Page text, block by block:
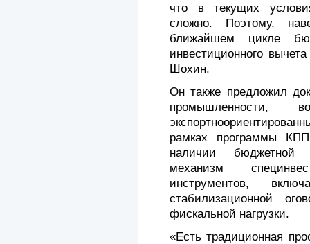
что в текущих
сложно. Поэтому,
ближайшем цикле
инвестиционного
Шохин.
Он также предложил
промышленности,
рамках программы
наличии бюджетной
механизм
инструментов,
стабилизационной
фискальной нагрузки.
«Есть традиционная